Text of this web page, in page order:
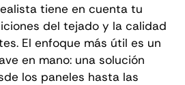
tiene en cuenta tu
del tejado y la calidad
El enfoque más útil es un
en mano: una solución
los paneles hasta las